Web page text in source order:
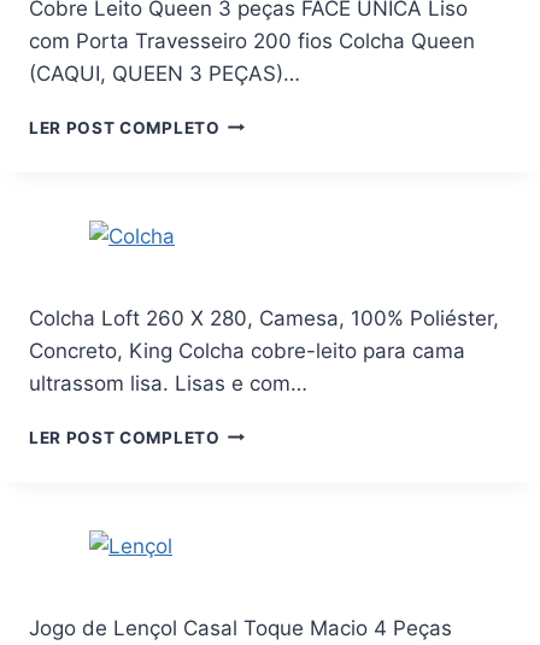
FLEXÍVEL
VISOR
CHURRASCO
MULTICOR
26
CM
Cobre Leito Queen 3 peças FACE UNICA Liso
com Porta Travesseiro 200 fios Colcha Queen
(CAQUI, QUEEN 3 PEÇAS)…
LER POST COMPLETO COBRE
COM
PORTA
TRAVESSEIRO
Colcha Loft 260 X 280, Camesa, 100% Poliéster,
Concreto, King Colcha cobre-leito para cama
ultrassom lisa. Lisas e com…
LER POST COMPLETO COLCHA
CONCRETO,
Jogo de Lençol Casal Toque Macio 4 Peças